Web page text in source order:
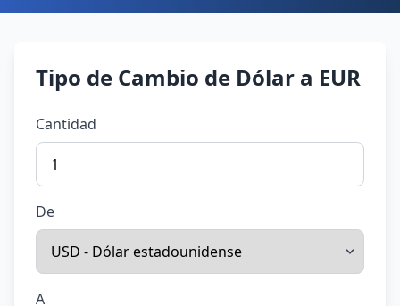
Tipo de Cambio de Dólar a EUR
Cantidad
De
A